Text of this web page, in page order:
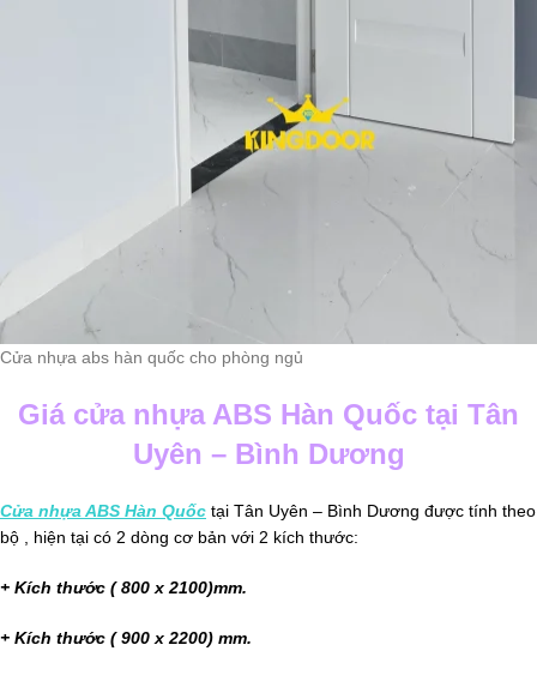
Cửa nhựa abs hàn quốc cho phòng ngủ
Giá cửa nhựa ABS Hàn Quốc tại Tân
Uyên – Bình Dương
Cửa nhựa ABS Hàn Quốc tại Tân Uyên – Bình Dương được tính theo
bộ , hiện tại có 2 dòng cơ bản với 2 kích thước:
+ Kích thước ( 800 x 2100)mm.
+ Kích thước ( 900 x 2200) mm.